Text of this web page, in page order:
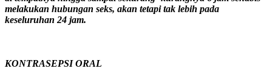
melakukan hubungan seks, akan tetapi tak lebih pada
keseluruhan 24 jam.
KONTRASEPSI ORAL